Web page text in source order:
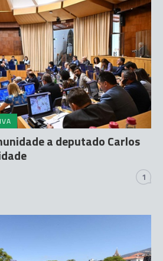
a deputado Carlos
1